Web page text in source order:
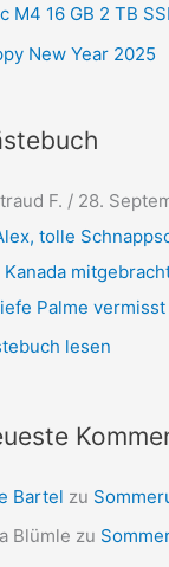
M4 16 GB 2 TB
New Year 2025
F. / 28.
tolle
Kanada
Palme vermisst
lesen
Bartel zu
Blümle zu